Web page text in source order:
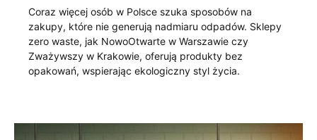
Coraz więcej osób w Polsce szuka sposobów na
zakupy, które nie generują nadmiaru odpadów. Sklepy
zero waste, jak NowoOtwarte w Warszawie czy
Zważywszy w Krakowie, oferują produkty bez
opakowań, wspierając ekologiczny styl życia.